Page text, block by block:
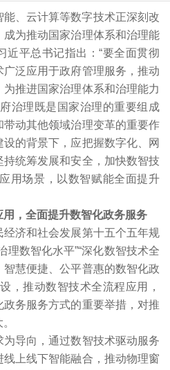
、云计算等数字技术正深刻改
为推动国家治理体系和治理能
近平总书记指出：“要全面贯彻
泛应用于政府管理服务，推动
推进国家治理体系和治理能力
治理既是国家治理的重要组成
动其他领域治理变革的重要作
的背景下，应把握数字化、网
统筹发展和安全，加快数智技
用场景，以数智赋能全面提升
，全面提升数智化政务服务
济和社会发展第十五个五年规
理数智化水平”“深化数智技术全
慧便捷、公平普惠的数智化政
，推动数智技术全流程应用，
务服务方式的重要举措，对推
导向，通过数智技术驱动服务
上线下智能融合，推动物理窗